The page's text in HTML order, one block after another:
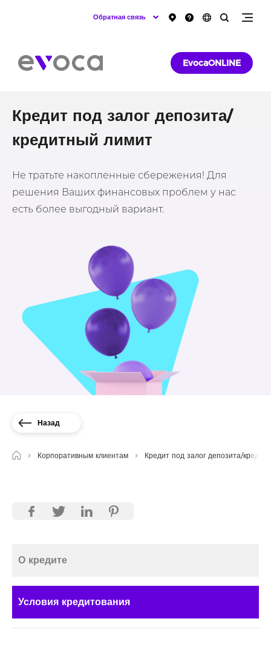
Обратная связь
EvocaONLINE
Кредит под залог депозита/
кредитный лимит
Не тратьте накопленные сбережения! Для
решения Ваших финансовых проблем у нас
есть более выгодный вариант.
Назад
Корпоративным клиентам Кредит под залог депозита/
О кредите
Условия кредитования